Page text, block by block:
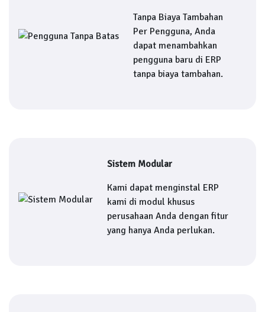
Tanpa Biaya Tambahan
Per Pengguna, Anda
dapat menambahkan
pengguna baru di ERP
tanpa biaya tambahan.
Sistem Modular
Kami dapat menginstal ERP
kami di modul khusus
perusahaan Anda dengan fitur
yang hanya Anda perlukan.